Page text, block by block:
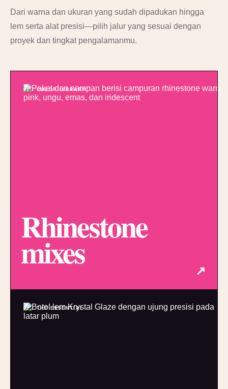
Dari warna dan ukuran yang sudah dipadukan hingga
lem serta alat presisi—pilih jalur yang sesuai dengan
proyek dan tingkat pengalamanmu.
01 / COLOR LIBRARY
Rhinestone
mixes ↗
02 / THE ESSENTIAL